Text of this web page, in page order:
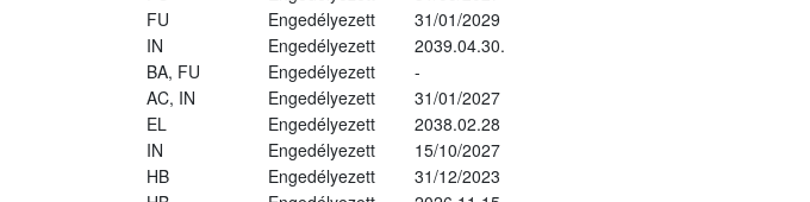
FU Engedélyezett
31/01/2029
IN Engedélyezett
2039.04.30.
BA, FU Engedélyezett
-
AC, IN Engedélyezett
31/01/2027
EL Engedélyezett
2038.02.28
IN Engedélyezett
15/10/2027
HB Engedélyezett
31/12/2023